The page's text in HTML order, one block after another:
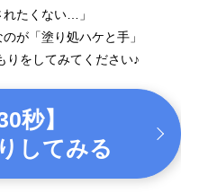
れたくない…」
が「塗り処ハケと手」
りをしてみてください♪
秒】
してみる